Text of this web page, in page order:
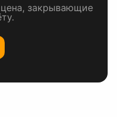
закрывающие